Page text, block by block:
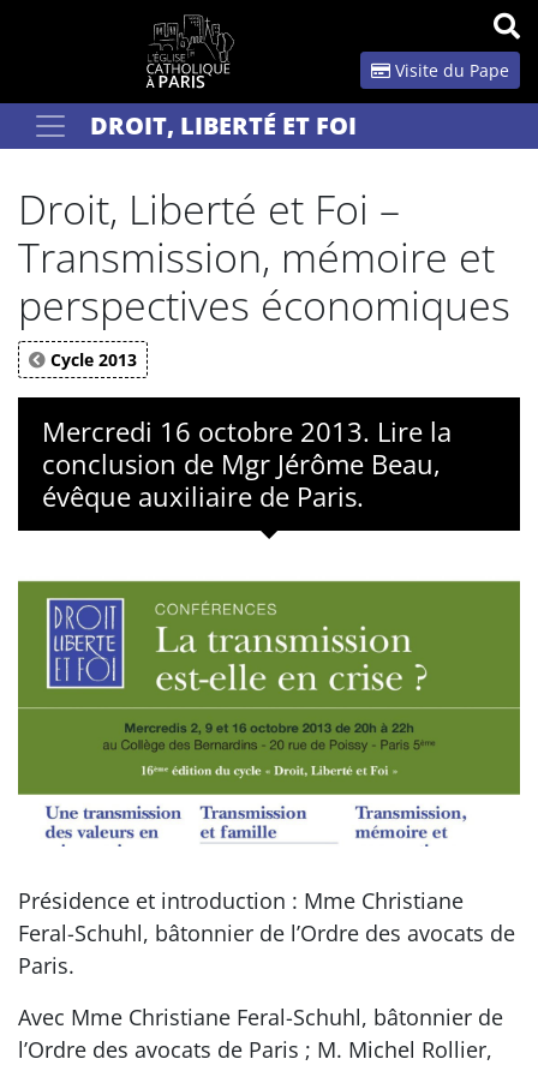
Visite du Pape
Votre rechercheDROIT, LIBERTÉ ET FOI
Droit, Liberté et Foi –
Transmission, mémoire et
perspectives économiques
Cycle 2013
Mercredi 16 octobre 2013. Lire la
conclusion de Mgr Jérôme Beau,
évêque auxiliaire de Paris.
Présidence et introduction : Mme Christiane
Feral-Schuhl, bâtonnier de l’Ordre des avocats de
Paris.
Avec Mme Christiane Feral-Schuhl, bâtonnier de
l’Ordre des avocats de Paris ; M. Michel Rollier,
Panneau de gestion des cookies